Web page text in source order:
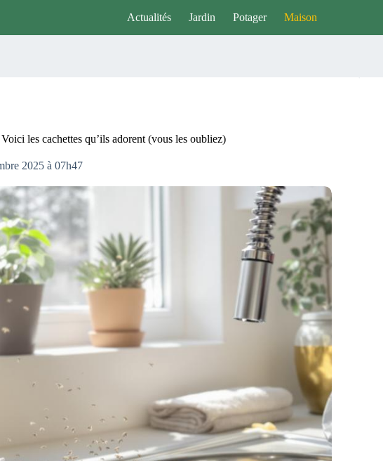
Actualités Jardin Potager Maison
les cachettes qu’ils adorent (vous les oubliez)
2025 à 07h47